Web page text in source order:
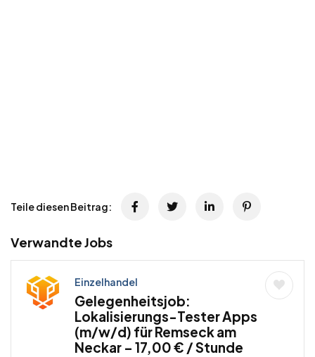
Teile diesen Beitrag:
Verwandte Jobs
Einzelhandel
Gelegenheitsjob:
Lokalisierungs-Tester Apps
(m/w/d) für Remseck am
Neckar – 17,00 € / Stunde